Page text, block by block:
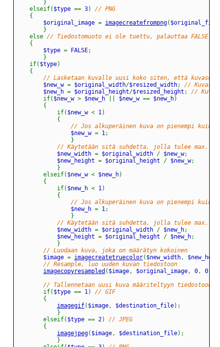
}
elseif( $type == 3)
// PNG
{
		$original_image
= imagecreatefrompng( $original_file
}
else // Tiedostomuoto ei ole tuettu, palauttaa FALSE
{
		$type
= FALSE;
}
if( $type)
{
// Lasketaan kuvalle uusi koko siten, että
		$new_w
= $original_width/$resized_width;
//
		$new_h
= $original_height/$resized_height ;
//
if( $new_w > $new_h $new_w == $new_h)
{
if( $new_w < 1)
{
// Jos alkuperäinen kuva on pienempi kuin
				$new_w
= 1;
}
// Käytetään sitä suhdetta, jolla tulee max.
			$new_width
= $original_width / $new_w;
			$new_height
= $original_height / $new_w;
}
elseif( $new_w < $new_h)
{
if( $new_h < 1)
{
// Jos alkuperäinen kuva on pienempi kuin
				$new_h
= 1;
}
// Käytetään sitä suhdetta, jolla tulee max.
			$new_width
= $original_width / $new_h;
			$new_height
= $original_height / $new_h;
}
// Luodaan kuva, joka on määrätyn kokoinen
		$image
= imagecreatetruecolor( $new_width,
// Resample, luo uuden kuvan tiedostoon
imagecopyresampled ( $image, $original_image, 0, 0
// Tallennetaan uusi kuva määriteltyyn tiedostoon
if( $type == 1)
// GIF
{
imagegif( $image, $destination_file) ;
}
elseif( $type == 2)
// JPEG
{
imagejpeg( $image, $destination_file) ;
}